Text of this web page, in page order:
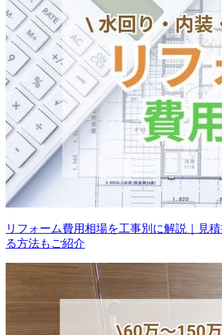
リフォーム費用相場を工事別に解説｜見
る方法もご紹介